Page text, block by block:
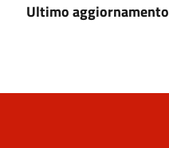
Ultimo aggiornamento